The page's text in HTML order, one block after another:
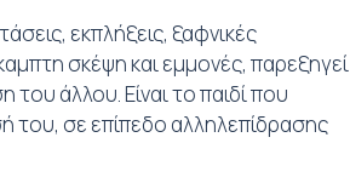
εκπλήξεις, ξαφνικές
σκέψη και εμμονές, παρεξηγεί
του άλλου. Είναι το παιδί που
του, σε επίπεδο αλληλεπίδρασης